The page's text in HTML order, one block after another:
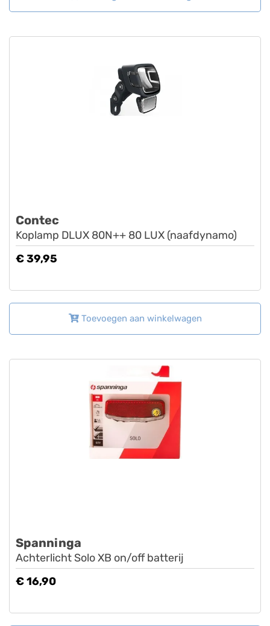
Contec
Koplamp DLUX 80N++ 80 LUX (naafdynamo)
€ 39,95
Toevoegen aan winkelwagen
Spanninga
Achterlicht Solo XB on/off batterij
€ 16,90